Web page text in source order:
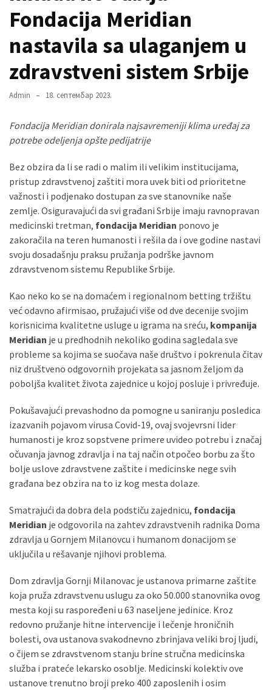
MOST
USED
CATEGORIES
Вести
Вршац
ГРАДОВИ
(810)
Пландиште
(139)
Uncategorized
Панчево
(479)
Чланци
(306)
(143)
Blogs
(143)
Бела
(140)
Fondacija Meridian
nastavila sa ulaganjem u
zdravstveni sistem Srbije
Admin 18. септембар 2023.
Fondacija Meridian donirala najsavremeniji klima uređaj za
potrebe odeljenja opšte pedijatrije
Bez obzira da li se radi o malim ili velikim institucijama,
pristup zdravstvenoj zaštiti mora uvek biti od prioritetne
važnosti i podjenako dostupan za sve stanovnike naše
zemlje. Osiguravajući da svi građani Srbije imaju ravnopravan
medicinski tretman, fondacija Meridian ponovo je
zakoračila na teren humanosti i rešila da i ove godine nastavi
svoju dosadašnju praksu pružanja podrške javnom
zdravstvenom sistemu Republike Srbije.
Kao neko ko se na domaćem i regionalnom betting tržištu
već odavno afirmisao, pružajući više od dve decenije svojim
korisnicima kvalitetne usluge u igrama na sreću, kompanija
Meridian je u predhodnih nekoliko godina sagledala sve
probleme sa kojima se suočava naše društvo i pokrenula čitav
niz društveno odgovornih projekata sa jasnom željom da
poboljša kvalitet života zajednice u kojoj posluje i privređuje.
Pokušavajući prevashodno da pomogne u saniranju posledica
izazvanih pojavom virusa Covid-19, ovaj svojevrsni lider
humanosti je kroz sopstvene primere uvideo potrebu i značaj
očuvanja javnog zdravlja i na taj način otpočeo borbu za što
bolje uslove zdravstvene zaštite i medicinske nege svih
građana bez obzira na to iz kog mesta dolaze.
Smatrajući da dobra dela podstiču zajednicu, fondacija
Meridian je odgovorila na zahtev zdravstvenih radnika Doma
zdravlja u Gornjem Milanovcu i humanom donacijom se
uključila u rešavanje njihovi problema.
Dom zdravlja Gornji Milanovac je ustanova primarne zaštite
koja pruža zdravstvenu uslugu za oko 50.000 stanovnika ovog
mesta koji su raspoređeni u 63 naseljene jedinice. Kroz
redovno pružanje hitne intervencije i lečenje hroničnih
bolesti, ova ustanova svakodnevno zbrinjava veliki broj ljudi,
o čijem se zdravstvenom stanju brine stručna medicinska
služba i prateće lekarsko osoblje. Medicinski kolektiv ove
ustanove trenutno broji preko 400 zaposlenih i osim